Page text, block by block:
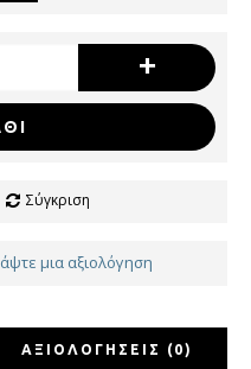
+
Σύγκριση
μια αξιολόγηση
ΑΞΙΟΛΟΓΉΣΕΙΣ (0)